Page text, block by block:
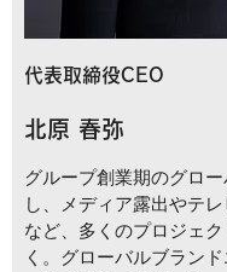
代表取締役CEO
北原 春弥
グループ創業期のグロ
し、メディア露出やテ
など、多くのプロジェ
く。グローバルブラン